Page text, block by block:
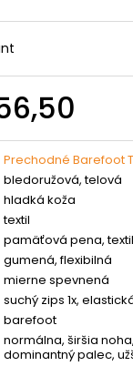
Prechodné Barefoot
bledoružová, telová
hladká koža
textil
pamäťová pena,
gumená, flexibilná
mierne spevnená
suchý zips 1x,
barefoot
normálna, širšia
dominantný palec,